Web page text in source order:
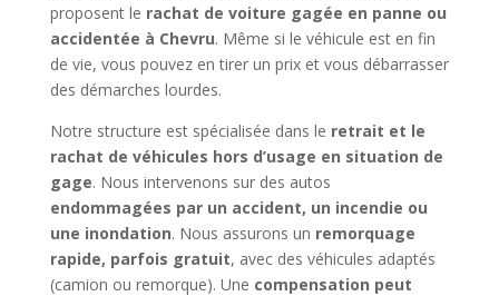
proposent le rachat de voiture gagée en panne ou
accidentée à Chevru. Même si le véhicule est en fin
de vie, vous pouvez en tirer un prix et vous débarrasser
des démarches lourdes.
Notre structure est spécialisée dans le retrait et le
rachat de véhicules hors d’usage en situation de
gage. Nous intervenons sur des autos
endommagées par un accident, un incendie ou
une inondation. Nous assurons un remorquage
rapide, parfois gratuit, avec des véhicules adaptés
(camion ou remorque). Une compensation peut